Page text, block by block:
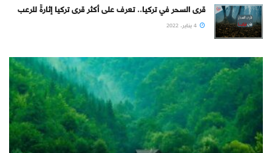
قرى السحر في تركيا.. تعرف على أكثر قرى تركيا إثارةً للرعب